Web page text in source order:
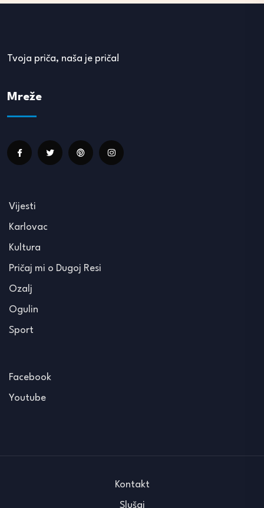
Tvoja priča, naša je priča!
Mreže
Vijesti
Karlovac
Kultura
Pričaj mi o Dugoj Resi
Ozalj
Ogulin
Sport
Facebook
Youtube
Kontakt
Slušaj